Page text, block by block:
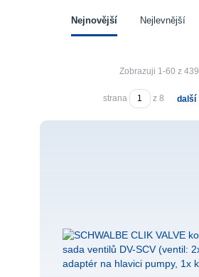
Nejnovější Nejlevnější
Zobrazuji 1-60 z 439
strana z 8 další